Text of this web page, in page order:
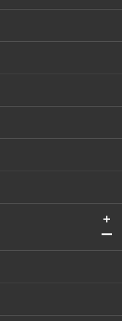
＋
ー